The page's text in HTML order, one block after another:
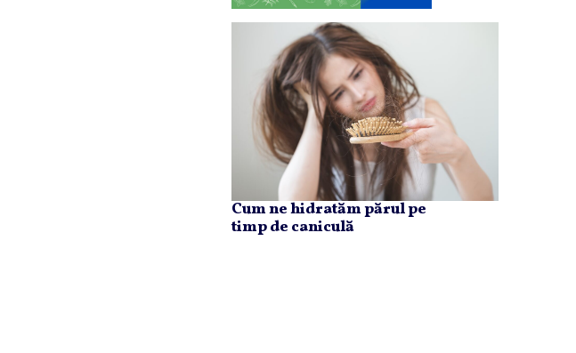
Cum ne hidratăm părul pe
timp de caniculă